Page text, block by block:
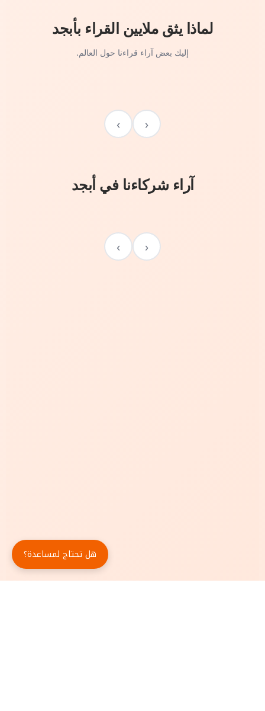
لماذا يثق ملايين القراء بأبجد
إليك بعض آراء قراءنا حول العالم.
‹
›
آراء شركاءنا في أبجد
‹
›
هل تحتاج لمساعدة؟